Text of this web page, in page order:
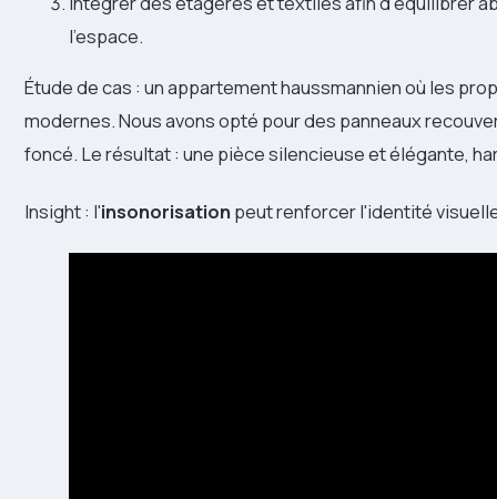
l'espace.
Étude de cas : un appartement haussmannien où les
modernes. Nous avons opté pour des panneaux
foncé. Le résultat : une pièce silencieuse et élégante,
Insight : l'insonorisation peut renforcer l'identité